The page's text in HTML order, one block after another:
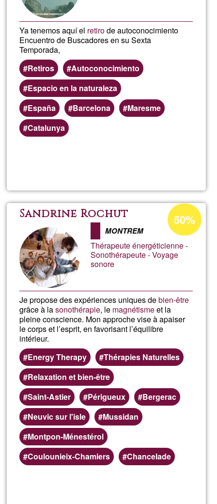
Ya tenemos aquí el retirode autoconocimiento
Encuentro de Buscadores en su Sexta
Temporada,
Retiros
Autoconocimiento
Espacio en la naturaleza
España
Barcelona
Maresme
Catalunya
de
Sandrine Rochut
MONTREM
Thérapeute énergéticienne -
Sonothérapeute - Voyage
sonore
Je propose des expériences uniques debien-être
grâce à lasonothérapie, le magnétismeet la
pleine conscience. Mon approche vise à apaiser
le corps et l’esprit, en favorisant l’équilibre
intérieur.
Energy Therapy
Thérapies Naturelles
Relaxation et bien-être
Saint-Astier
Périgueux
Bergerac
Neuvic sur l'isle
Mussidan
Montpon-Ménestérol
Coulounieix-Chamiers
Chancelade
Prozentuale
Annahme
Ğ1
50%